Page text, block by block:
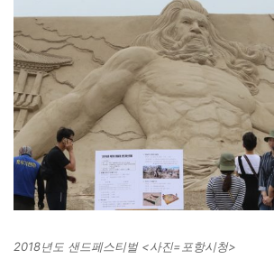
2018년도 샌드페스티벌 <사진=포항시청>